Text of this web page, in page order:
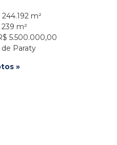
244.192 m²
239 m²
5.500.000,00
de Paraty
»